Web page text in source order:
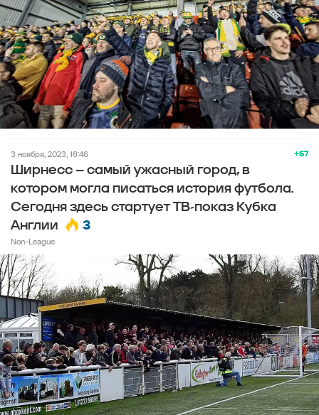
+67
3 ноября, 2023, 18:46
Ширнесс – самый ужасный город, в
котором могла писаться история футбола.
Сегодня здесь стартует ТВ-показ Кубка
Англии
3
Non-League